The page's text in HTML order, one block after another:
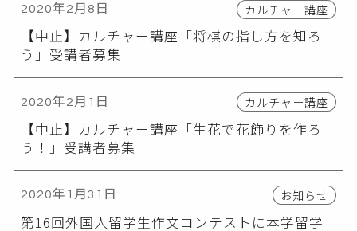
2020年2月8日 カルチャー講座
【中止】カルチャー講座「将棋の指し方を知ろ
う」受講者募集
2020年2月1日 カルチャー講座
【中止】カルチャー講座「生花で花飾りを作ろ
う！」受講者募集
2020年1月31日 お知らせ
第16回外国人留学生作文コンテストに本学留学